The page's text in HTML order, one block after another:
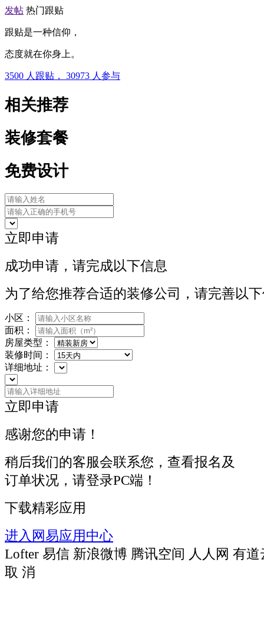
发帖 热门跟贴
跟贴是一种信仰，
态度就在你身上。
3500 人跟贴， 30973 人参与
相关推荐
装修套餐
免费设计
立即申请
成功申请，请完成以下信息
为了给您推荐合适的装修公司，请完善以
小区：
面积：
房屋类型：
装修时间：
详细地址：
立即申请
感谢您的申请！
稍后我们的客服会联系您，查看报名及
订单状况，请登录PC端！
下载精彩应用
进入网易应用中心
Lofter 易信 新浪微博 腾讯空间 人人网 有道
取 消